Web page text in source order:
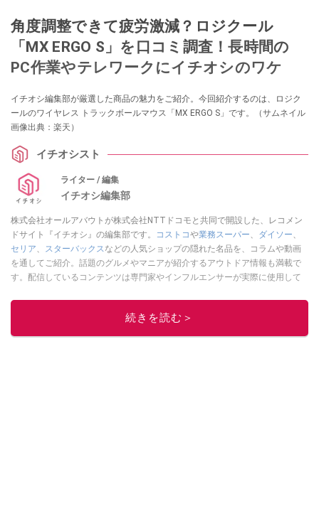
角度調整できて疲労激減？ロジクール
「MX ERGO S」を口コミ調査！長時間の
PC作業やテレワークにイチオシのワケ
イチオシ編集部が厳選した商品の魅力をご紹介。今回紹介するのは、ロジク
ールのワイヤレス トラックボールマウス「MX ERGO S」です。（サムネイル
画像出典：楽天）
イチオシスト
ライター / 編集
イチオシ編集部
株式会社オールアバウトが株式会社NTTドコモと共同で開設した、レコメン
ドサイト『イチオシ』の編集部です。
コストコや業務スーパー、 ダイソー、
セリア、 スターバックスなどの人気ショップの隠れた名品を、コラムや動画
を通してご紹介。話題のグルメやマニアが紹介するアウトドア情報も満載で
す。配信しているコンテンツは専門家やインフルエンサーが実際に使用して
ニュースでフォロー
続きを読む＞